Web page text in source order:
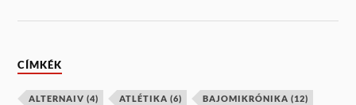
CÍMKÉK
ALTERNAIV (4) ATLÉTIKA (6) BAJOMIKRÓNIKA (12)